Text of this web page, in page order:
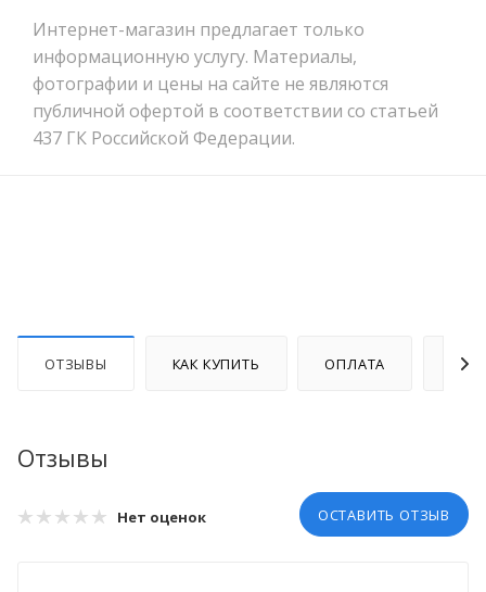
Интернет-магазин предлагает только
информационную услугу. Материалы,
фотографии и цены на сайте не являются
публичной офертой в соответствии со статьей
437 ГК Российской Федерации.
ОТЗЫВЫ КАК КУПИТЬ ОПЛАТА
Отзывы
Нет оценок ОСТАВИТЬ ОТЗЫВ